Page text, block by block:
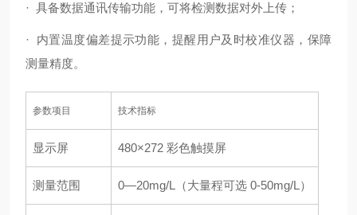
· 具备数据通讯传输功能，可将检测数据对外上传；
· 内置温度偏差提示功能，提醒用户及时校准仪器，保障
测量精度。
参数项目 技术指标
显示屏 480×272 彩色触摸屏
测量范围 0—20mg/L（大量程可选 0-50mg/L）